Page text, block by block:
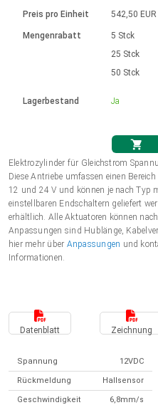
Einheitssystem
Einkaufswagen
Hubmagnete
230 - 50 Hz | 110 - 60 Hz
Drehzahlregelung für die AIS-Serie
Bürstenlose
mit Planetengetriebe
Ø 28-42| 1-1400 rpm | <= 290Ncm
Bürstenlose DC Motor
Gleichstrommotoren mit
Schneckengetriebe und
Ø43-124mm | 31-425rpm | ≤ 41Nm
Treiber für
Synchron-Asynchron | für 1-4
Synchron-Asynchron | für 1-4
Français (EUR)
Polski (EUR)
Norsk (NOK)
Suomi (EUR)
Preis pro Einheit
Mengenrabatt
Lagerbestand
542,50 EUR
5 Stck
25 Stck
50 Stck
Ja
Elektrozylinder für Gleichstrom
Diese Antriebe umfassen einen
12 und 24 V und können je nach Typ
einstellbaren Endschaltern geliefert
erhältlich. Alle Aktuatoren können
Anpassungen sind Hublänge,
hier mehr über Anpassungen und
Informationen.
Datenblatt Zeichnung
Spannung 12VDC
Rückmeldung Hallsensor
Geschwindigkeit
6,8mm/s